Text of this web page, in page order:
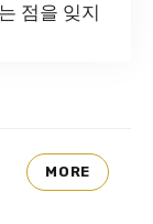
점을 잊지
MORE